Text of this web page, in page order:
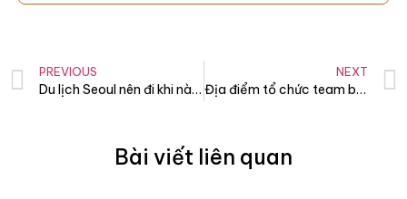
PREVIOUS
Du lịch Seoul nên đi khi nào? Thời tiết & Lễ hội
NEXT
Địa điểm tổ chức team building ở Phan Thiết, Mũi Né
Bài viết liên quan